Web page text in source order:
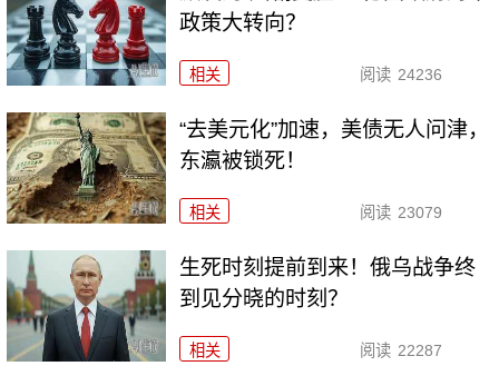
政策大转向？
相关 阅读 24236
“去美元化”加速，美债无人问津，
东瀛被锁死！
相关 阅读 23079
生死时刻提前到来！俄乌战争终
到见分晓的时刻？
相关 阅读 22287